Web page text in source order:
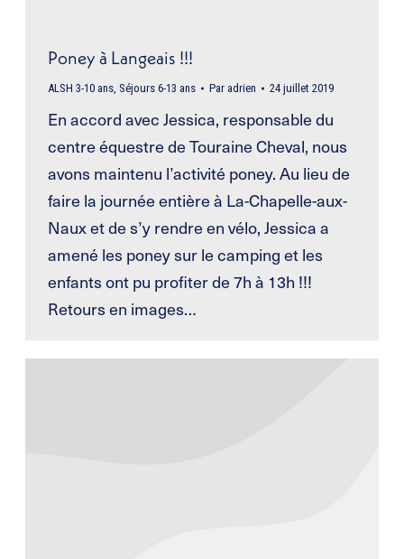
Poney à Langeais !!!
ALSH 3-10 ans, Séjours 6-13 ans Par adrien 24 juillet 2019
En accord avec Jessica, responsable du
centre équestre de Touraine Cheval, nous
avons maintenu l’activité poney. Au lieu de
faire la journée entière à La-Chapelle-aux-
Naux et de s’y rendre en vélo, Jessica a
amené les poney sur le camping et les
enfants ont pu profiter de 7h à 13h !!!
Retours en images…